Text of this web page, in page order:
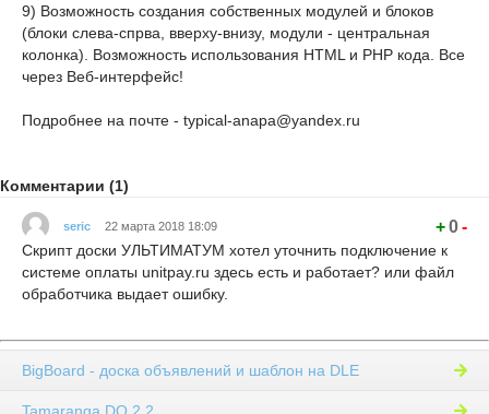
9) Возможность создания собственных модулей и блоков
(блоки слева-спрва, вверху-внизу, модули - центральная
колонка). Возможность использования HTML и PHP кода. Все
через Веб-интерфейс!
Подробнее на почте - typical-anapa@yandex.ru
Комментарии (1)
seric 22 марта 2018 18:09 +0-
Скрипт доски УЛЬТИМАТУМ хотел уточнить подключение к
системе оплаты unitpay.ru здесь есть и работает? или файл
обработчика выдает ошибку.
BigBoard - доска объявлений и шаблон на DLE